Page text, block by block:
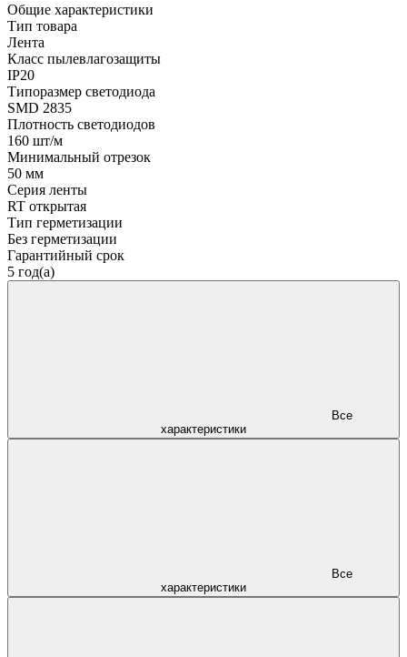
Общие характеристики
Тип товара
Лента
Класс пылевлагозащиты
IP20
Типоразмер светодиода
SMD 2835
Плотность светодиодов
160 шт/м
Минимальный отрезок
50 мм
Серия ленты
RT открытая
Тип герметизации
Без герметизации
Гарантийный срок
5 год(а)
характеристики
характеристики